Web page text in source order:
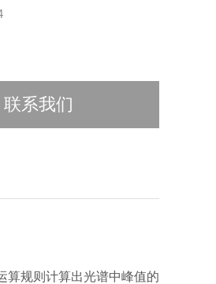
联系我们
算规则计算出光谱中峰值的